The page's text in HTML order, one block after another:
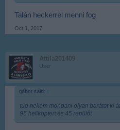
Talán heckerrel menni fog
Oct 1, 2017
Attila201409
User
gábor said: ↑
tud nekem mondani olyan barátot ki
95 helikoptert és 45 repülőt